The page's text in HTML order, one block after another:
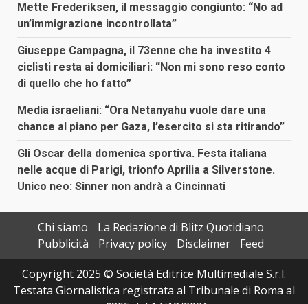
Mette Frederiksen, il messaggio congiunto: “No ad
un’immigrazione incontrollata”
Giuseppe Campagna, il 73enne che ha investito 4
ciclisti resta ai domiciliari: “Non mi sono reso conto
di quello che ho fatto”
Media israeliani: “Ora Netanyahu vuole dare una
chance al piano per Gaza, l’esercito si sta ritirando”
Gli Oscar della domenica sportiva. Festa italiana
nelle acque di Parigi, trionfo Aprilia a Silverstone.
Unico neo: Sinner non andrà a Cincinnati
Chi siamo
La Redazione di Blitz Quotidiano
Pubblicità
Privacy policy Disclaimer
Feed
Copyright 2025 © Società Editrice Multimediale S.r.l.
Testata Giornalistica registrata al Tribunale di Roma al